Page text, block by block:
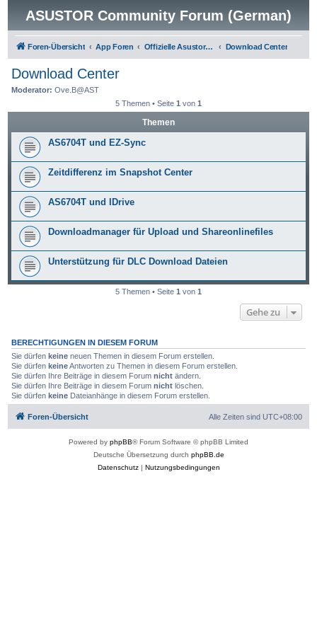
ASUSTOR Community Forum (German)
Foren-Übersicht App Foren Offizielle Asustor Apps Download Center
Download Center
Moderator: Ove.B@AST
5 Themen • Seite 1 von 1
Themen
AS6704T und EZ-Sync
Zeitdifferenz im Snapshot Center
AS6704T und IDrive
Downloadmanager für Upload und Shareonlinefiles
Unterstützung für DLC Download Dateien
5 Themen • Seite 1 von 1
Gehe zu
BERECHTIGUNGEN IN DIESEM FORUM
Sie dürfen keineneuen Themen in diesem Forum erstellen.
Sie dürfen keineAntworten zu Themen in diesem Forum erstellen.
Sie dürfen Ihre Beiträge in diesem Forum nichtändern.
Sie dürfen Ihre Beiträge in diesem Forum nichtlöschen.
Sie dürfen keineDateianhänge in diesem Forum erstellen.
Foren-Übersicht Alle Zeiten sind UTC+08:00
Powered by phpBB® Forum Software © phpBB Limited
Deutsche Übersetzung durch phpBB.de
Datenschutz| Nutzungsbedingungen